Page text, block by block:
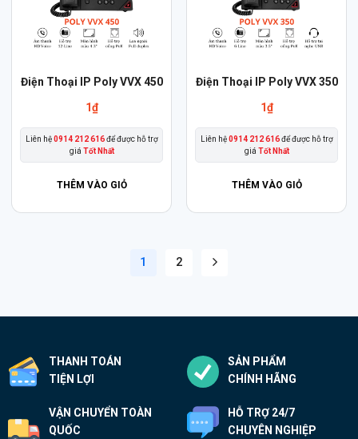
Điện Thoại IP Poly VVX 450
1₫
Liên hệ0914 212 616để được hỗ trợ
giá Tốt Nhất
THÊM VÀO GIỎ
Điện Thoại IP Poly VVX 350
1₫
Liên hệ0914 212 616để được hỗ trợ
giá Tốt Nhất
THÊM VÀO GIỎ
1 2
THANH TOÁN
TIỆN LỢI
SẢN PHẨM
CHÍNH HÃNG
VẬN CHUYỂN TOÀN
QUỐC
HỖ TRỢ 24/7
CHUYÊN NGHIỆP